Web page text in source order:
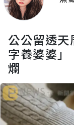
公公留透
字養婆婆
爛